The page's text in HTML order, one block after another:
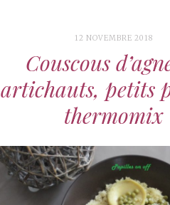
12 NOVEMBRE 2018
Couscous
artichauts, petits
thermomix